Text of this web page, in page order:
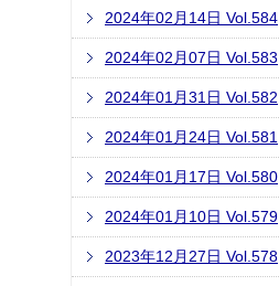
2024年02月14日 Vol.584
2024年02月07日 Vol.583
2024年01月31日 Vol.582
2024年01月24日 Vol.581
2024年01月17日 Vol.580
2024年01月10日 Vol.579
2023年12月27日 Vol.578